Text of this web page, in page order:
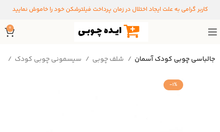
کاربر گرامی به علت ایجاد اختلال در زمان پرداخت فیلترشکن خود را خاموش نمایید
0
جالباسی چوبی کودک آسمان
-1%